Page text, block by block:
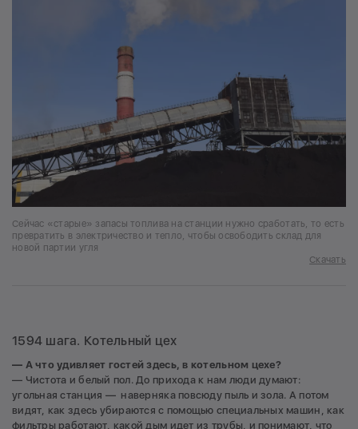
Сейчас «старые» запасы топлива на станции нужно сработать, то есть
превратить в электричество и тепло, чтобы освободить склад для
новой партии угля
Скачать
1594 шага. Котельный цех
— А что удивляет гостей здесь, в котельном цехе?
— Чистота и белый пол. До прихода к нам люди думают:
угольная станция — наверняка повсюду пыль и зола. А потом
видят, как здесь убираются с помощью специальных машин, как
фильтры работают, какой дым идет из трубы, и понимают, что